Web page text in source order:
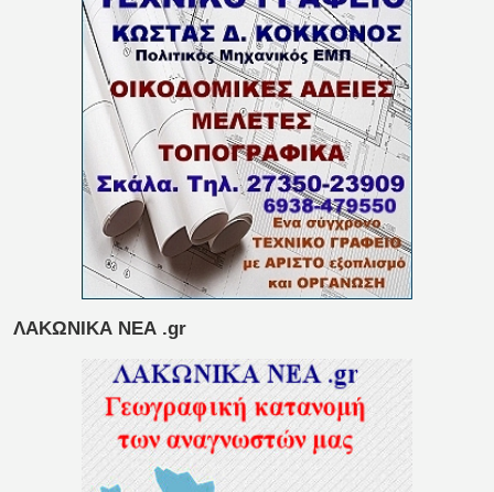
ΛΑΚΩΝΙΚΑ ΝΕΑ .gr